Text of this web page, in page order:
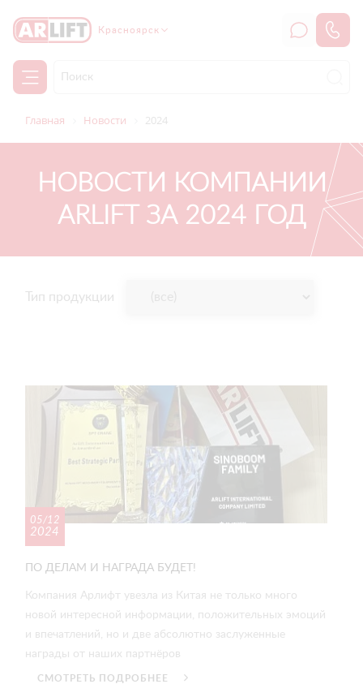
Красноярск
Главная Новости 2024
НОВОСТИ КОМПАНИИ
ARLIFT ЗА 2024 ГОД
Тип продукции
05/12
2024
ПО ДЕЛАМ И НАГРАДА БУДЕТ!
Компания Арлифт увезла из Китая не только много
новой интересной информации, положительных эмоций
и впечатлений, но и две абсолютно заслуженные
награды от наших партнёров
СМОТРЕТЬ ПОДРОБНЕЕ